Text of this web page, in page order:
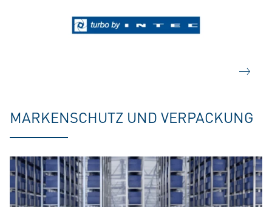
MARKENSCHUTZ UND VERPACKUNG